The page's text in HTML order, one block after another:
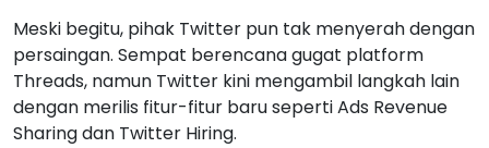
Meski begitu, pihak Twitter pun tak menyerah dengan
persaingan. Sempat berencana gugat platform
Threads, namun Twitter kini mengambil langkah lain
dengan merilis fitur-fitur baru seperti Ads Revenue
Sharing dan Twitter Hiring.